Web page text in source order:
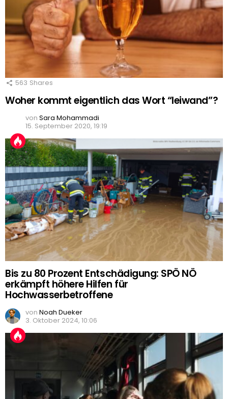
563 Shares
Woher kommt eigentlich das Wort “leiwand”?
von Sara Mohammadi
15. September 2020, 19:19
Bis zu 80 Prozent Entschädigung: SPÖ NÖ
erkämpft höhere Hilfen für
Hochwasserbetroffene
von Noah Dueker
3. Oktober 2024, 10:06